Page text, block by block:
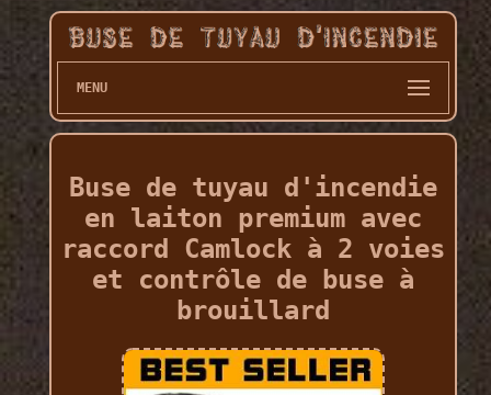
MENU
Buse de tuyau d'incendie
en laiton premium avec
raccord Camlock à 2 voies
et contrôle de buse à
brouillard